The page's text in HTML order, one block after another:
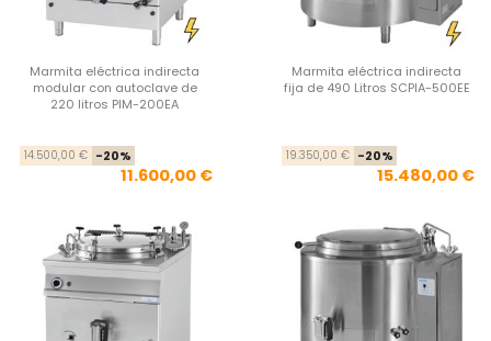
Marmita eléctrica indirecta
modular con autoclave de
220 litros PIM-200EA
Precio base
14.500,00 € -20%
11.600,00 €
Marmita eléctrica indirecta
fija de 490 Litros SCPIA-500EE
19.350,00 € -20%
15.480,00 €